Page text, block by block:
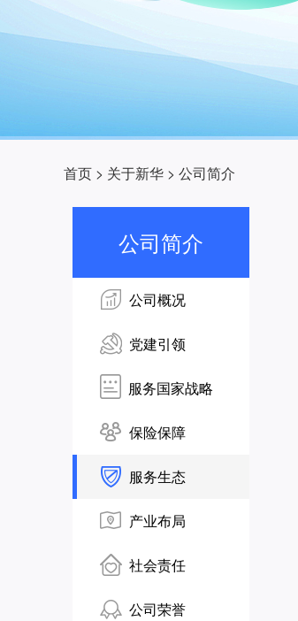
首页 > 关于新华 > 公司简介
公司简介
公司概况
党建引领
服务国家战略
保险保障
服务生态
产业布局
社会责任
公司荣誉